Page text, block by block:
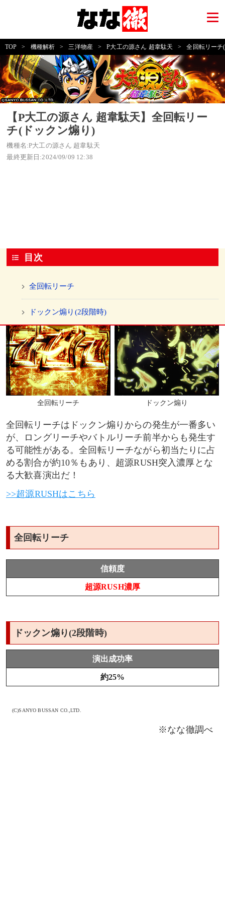
TOP > 機種解析 > 三洋物産 > P大工の源さん 超韋駄天 > 全回転リー
【P大工の源さん 超韋駄天】全回転リー
チ(ドックン煽り)
機種名:P大工の源さん 超韋駄天
最終更新日:2024/09/09 12:38
目次
全回転リーチ
ドックン煽り(2段階時)
全回転リーチ ドックン煽り
全回転リーチはドックン煽りからの発生が一番多い
が、ロングリーチやバトルリーチ前半からも発生す
る可能性がある。全回転リーチながら初当たりに占
める割合が約10％もあり、超源RUSH突入濃厚とな
る大歓喜演出だ！
>>超源RUSHはこちら
全回転リーチ
信頼度
超源RUSH濃厚
ドックン煽り(2段階時)
演出成功率
約25%
(C)SANYO BUSSAN CO.,LTD.
※なな徹調べ